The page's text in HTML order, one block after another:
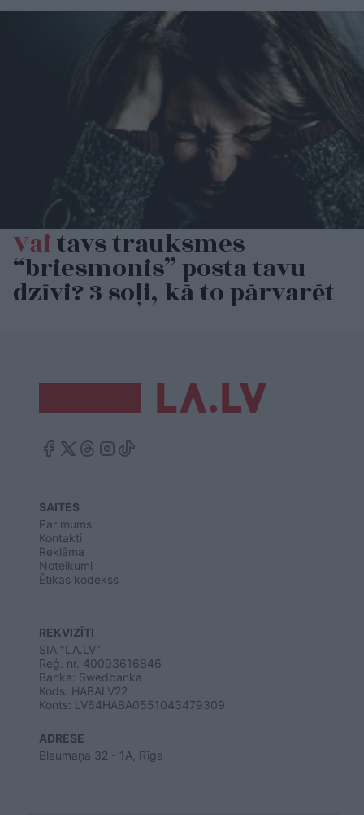
Vaitavs trauksmes
“briesmonis” posta tavu
dzīvi? 3 soļi, kā to pārvarēt
SAITES
Par mums
Kontakti
Reklāma
Noteikumi
Ētikas kodekss
REKVIZĪTI
SIA "LA.LV"
Reģ. nr. 40003616846
Banka: Swedbanka
Kods: HABALV22
Konts: LV64HABA0551043479309
ADRESE
Blaumaņa 32 - 1A, Rīga